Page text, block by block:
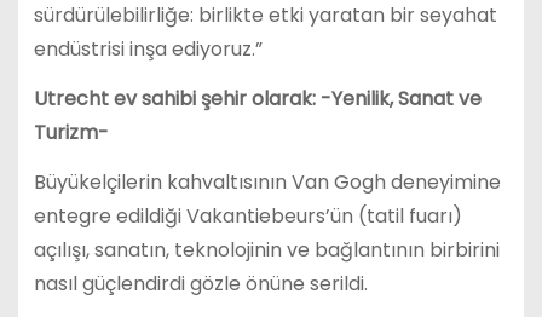
sürdürülebilirliğe: birlikte etki yaratan bir seyahat
endüstrisi inşa ediyoruz.”
Utrecht ev sahibi şehir olarak: -Yenilik, Sanat ve
Turizm-
Büyükelçilerin kahvaltısının Van Gogh deneyimine
entegre edildiği Vakantiebeurs’ün (tatil fuarı)
açılışı, sanatın, teknolojinin ve bağlantının birbirini
nasıl güçlendirdi gözle önüne serildi.